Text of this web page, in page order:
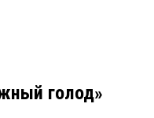
голод»